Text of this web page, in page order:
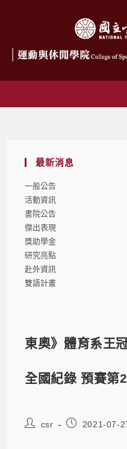
最新消息
一般公告
活動資訊
書院公告
傑出表現
獎助學金
研究亮點
赴外資訊
雙語計畫
東奧》體育系王
全國紀錄 預賽第
csr 2021-07-